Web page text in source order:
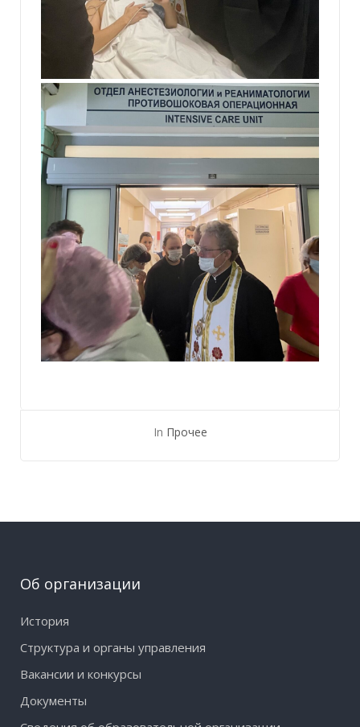
In Прочее
Об организации
История
Структура и органы управления
Вакансии и конкурсы
Документы